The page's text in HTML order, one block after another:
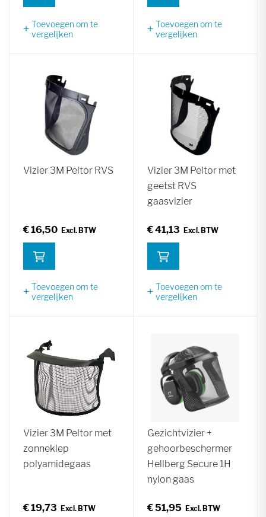
Toevoegen om te
vergelijken
Toevoegen om te
vergelijken
Vizier 3M Peltor RVS
€ 16,50
Toevoegen om te
vergelijken
Vizier 3M Peltor met
geetst RVS
gaasvizier
€ 41,13
Toevoegen om te
vergelijken
Vizier 3M Peltor met
zonneklep
polyamidegaas
€ 19,73
Gezichtvizier +
gehoorbeschermer
Hellberg Secure 1H
nylon gaas
€ 51,95